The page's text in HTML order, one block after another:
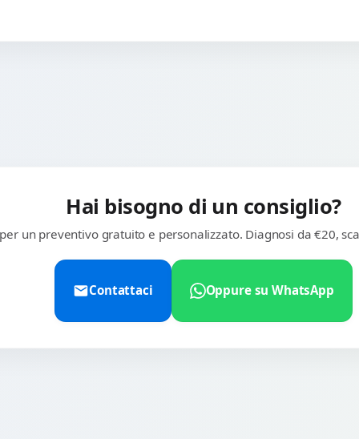
Hai bisogno di un consiglio?
un preventivo gratuito e personalizzato. Diagnosi da €20,
Contattaci Oppure su WhatsApp